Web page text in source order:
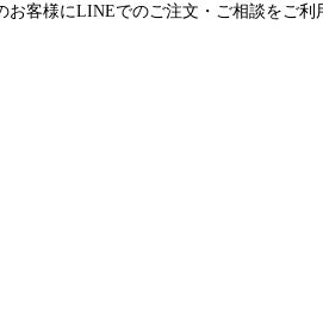
客様にLINEでのご注文・ご相談をご利